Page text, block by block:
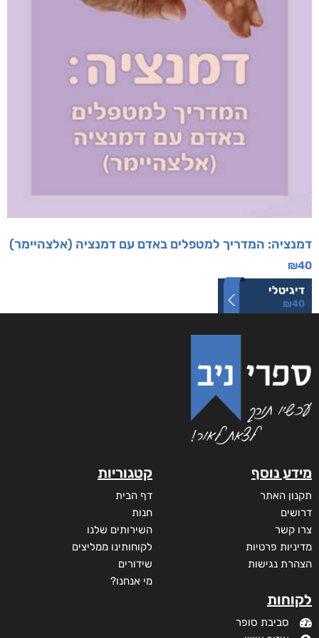
דמנציה: המדריך למטפלים באדם עם דמנציה (אלצהיימר)
₪40
דיגיטלי
₪40
מידע נוסף
תקנון האתר
דרושים
צרו קשר
מדיניות פרטיות
הצהרת נגישות
לקוחות
סביבת סופר
קטגוריות
דף הבית
חנות
השירותים שלנו
לקוחותינו ממליצים
שידורים
מי אנחנו?